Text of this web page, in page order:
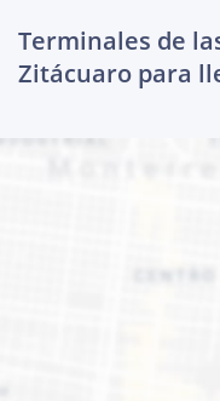
Terminales de
Zitácuaro para